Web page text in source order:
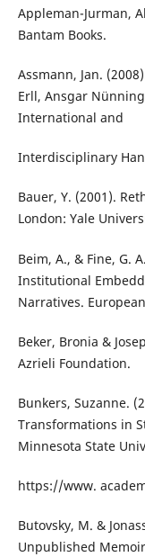
Appleman-Jurman,
Bantam Books.
Assmann, Jan.
Erll, Ansgar
International and
Interdisciplinary
Bauer, Y. (2001).
London: Yale
Beim, A., & Fine, G.
Institutional
Narratives.
Beker, Bronia &
Azrieli Foundation.
Bunkers, Suzanne.
Transformations in
Minnesota State
https://www.
Butovsky, M. &
Unpublished